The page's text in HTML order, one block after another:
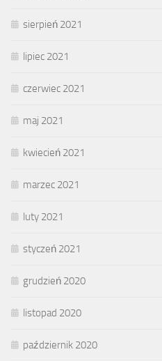
sierpień 2021
lipiec 2021
czerwiec 2021
maj 2021
kwiecień 2021
marzec 2021
luty 2021
styczeń 2021
grudzień 2020
listopad 2020
październik 2020